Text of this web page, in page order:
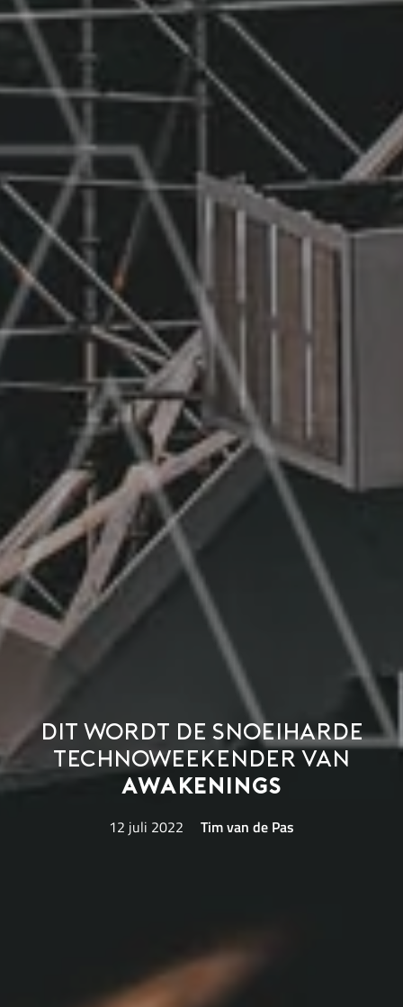
Dit wordt de snoeiharde
technoweekender van
Awakenings
12 juli 2022 Tim van de Pas